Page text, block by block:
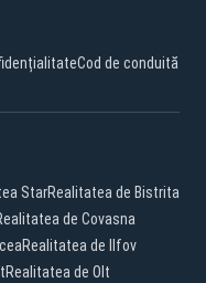
Cod de conduită
StarRealitatea de Bistrita
de Covasna
Realitatea de Ilfov
Realitatea de Olt